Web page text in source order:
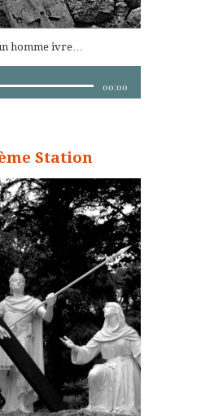
homme ivre…
00:00
Station